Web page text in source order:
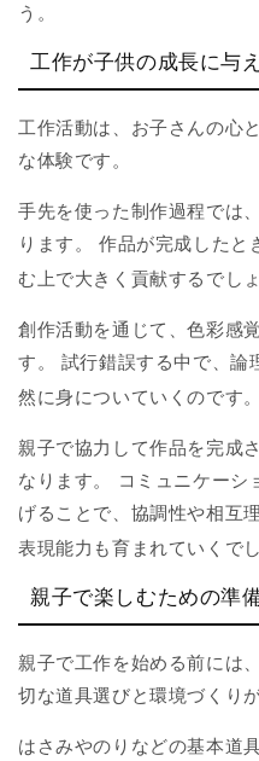
う。
工作が子供の成長に与
工作活動は、お子さんの心
な体験です。
手先を使った制作過程では
ります。 作品が完成した
む上で大きく貢献するでしょ
創作活動を通じて、色彩感
す。 試行錯誤する中で、論
然に身についていくのです。
親子で協力して作品を完成
なります。 コミュニケーシ
げることで、協調性や相互
表現能力も育まれていくでし
親子で楽しむための準
親子で工作を始める前には
切な道具選びと環境づくり
はさみやのりなどの基本道